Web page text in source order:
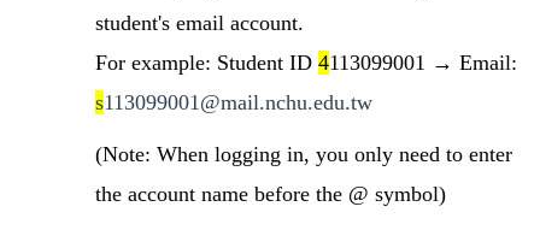
student's email account.
For example: Student ID 4113099001 → Email:
s113099001@mail.nchu.edu.tw
(Note: When logging in, you only need to enter
the account name before the @ symbol)